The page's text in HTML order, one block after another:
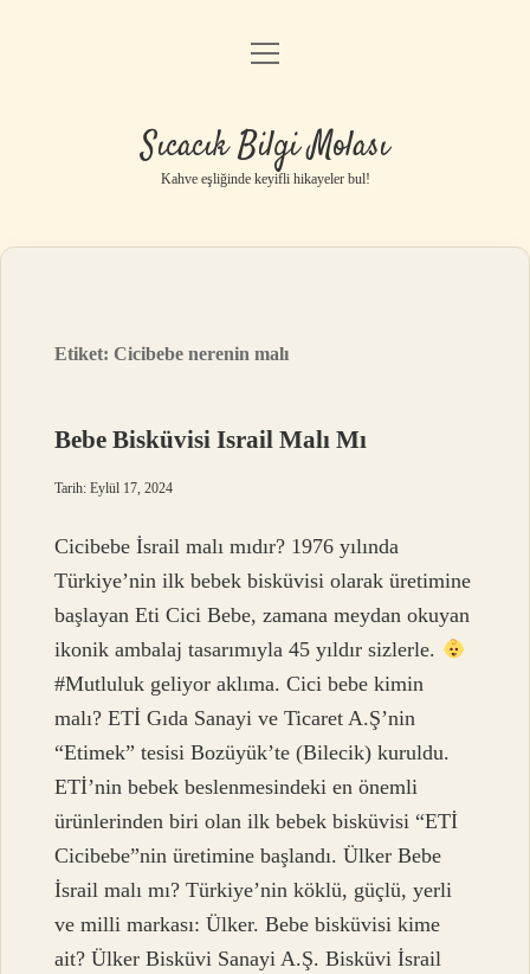
Anasayfa
Yasal Uyarı
menüyü
Sıcacık Bilgi Molası
Kahve eşliğinde keyifli hikayeler bul!
Etiket:Cicibebe nerenin malı
Bebe Bisküvisi Israil Malı Mı
Tarih: Eylül 17, 2024
Cicibebe İsrail malı mıdır? 1976 yılında
Türkiye’nin ilk bebek bisküvisi olarak üretimine
başlayan Eti Cici Bebe, zamana meydan okuyan
ikonik ambalaj tasarımıyla 45 yıldır sizlerle.
#Mutluluk geliyor aklıma. Cici bebe kimin
malı? ETİ Gıda Sanayi ve Ticaret A.Ş’nin
“Etimek” tesisi Bozüyük’te (Bilecik) kuruldu.
ETİ’nin bebek beslenmesindeki en önemli
ürünlerinden biri olan ilk bebek bisküvisi “ETİ
Cicibebe”nin üretimine başlandı. Ülker Bebe
İsrail malı mı? Türkiye’nin köklü, güçlü, yerli
ve milli markası: Ülker. Bebe bisküvisi kime
ait? Ülker Bisküvi Sanayi A.Ş. Bisküvi İsrail